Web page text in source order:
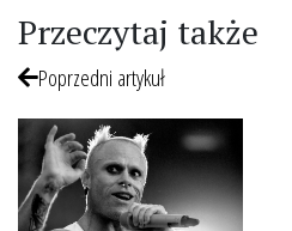
Przeczytaj także
Poprzedni artykuł